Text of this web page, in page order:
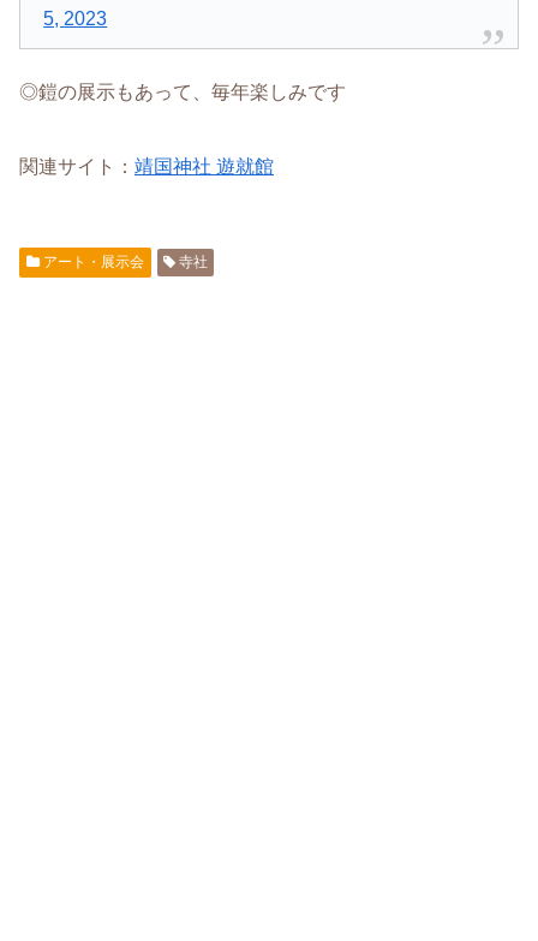
5, 2023
◎鎧の展示もあって、毎年楽しみです
関連サイト： 靖国神社 遊就館
アート・展示会 寺社